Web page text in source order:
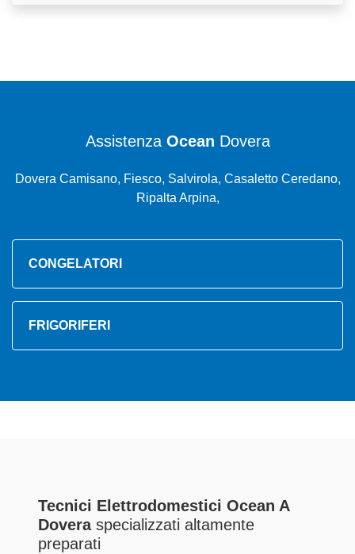
Assistenza Ocean Dovera
Dovera Camisano, Fiesco, Salvirola, Casaletto Ceredano,
Ripalta Arpina,
CONGELATORI
FRIGORIFERI
Tecnici Elettrodomestici Ocean A
Doveraspecializzati altamente
preparati